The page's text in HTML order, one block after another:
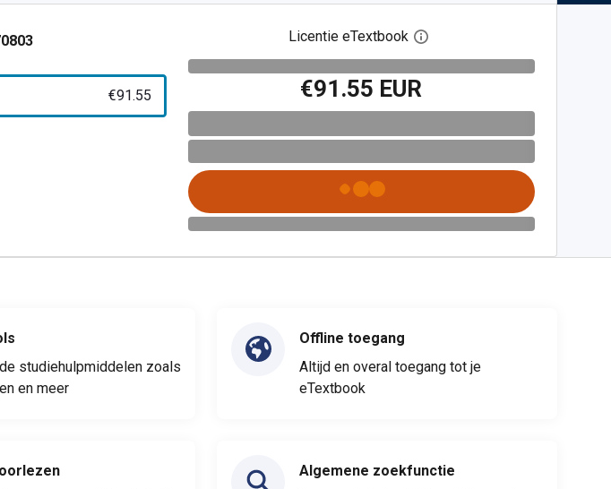
€91.55
Licentie eTextbook Open het dialoogvenster
€91.55 EUR
studiehulpmiddelen zoals
en meer
Offline toegang
Altijd en overal toegang tot je
eTextbook
Algemene zoekfunctie